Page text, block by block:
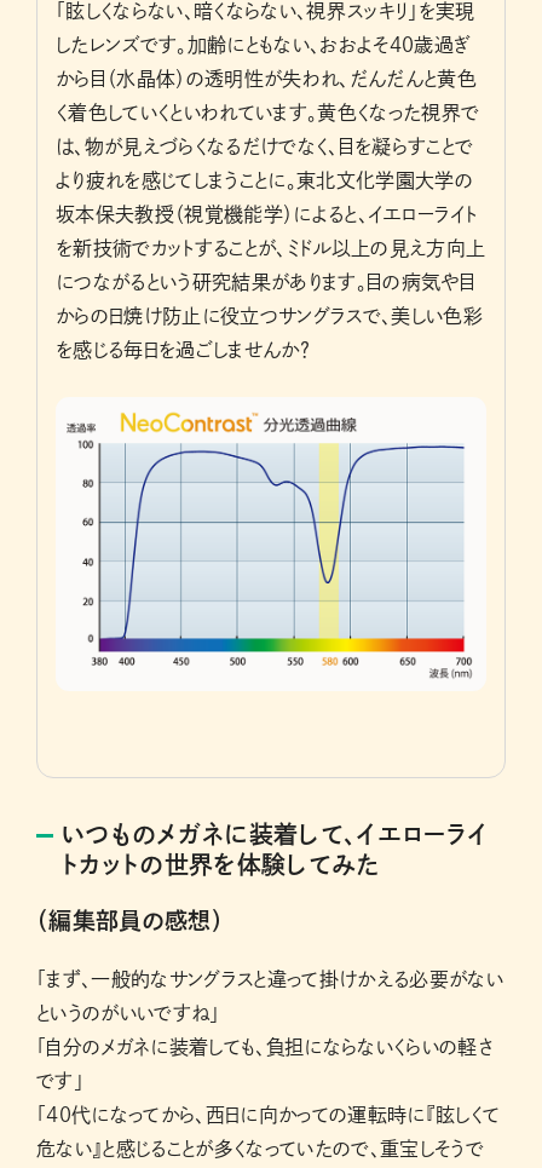
「眩しくならない、暗くならない、視界スッキリ」を実現
したレンズです。加齢にともない、おおよそ40歳過ぎ
から目（水晶体）の透明性が失われ、だんだんと黄色
く着色していくといわれています。黄色くなった視界で
は、物が見えづらくなるだけでなく、目を凝らすことで
より疲れを感じてしまうことに。東北文化学園大学の
坂本保夫教授（視覚機能学）によると、イエローライト
を新技術でカットすることが、ミドル以上の見え方向上
につながるという研究結果があります。目の病気や目
からの日焼け防止に役立つサングラスで、美しい色彩
を感じる毎日を過ごしませんか？
いつものメガネに装着して、イエローライ
トカットの世界を体験してみた
（編集部員の感想）
「まず、一般的なサングラスと違って掛けかえる必要がない
というのがいいですね」
「自分のメガネに装着しても、負担にならないくらいの軽さ
です」
「40代になってから、西日に向かっての運転時に『眩しくて
危ない』と感じることが多くなっていたので、重宝しそうで